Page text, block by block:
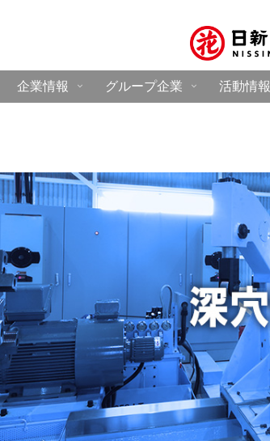
企業情報 グループ企業 活動情報